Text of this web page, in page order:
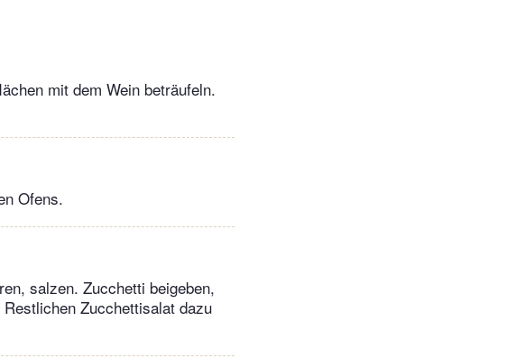
mit dem Wein beträufeln.
Ofens.
salzen. Zucchetti beigeben,
Zucchettisalat dazu